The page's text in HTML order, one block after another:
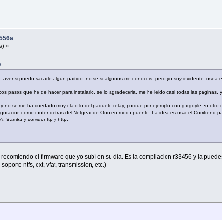
»
si puedo sacarle algun partido, no se si algunos me conoceis, pero yo soy invidente, osea
pasos que he de hacer para instalarlo, se lo agradeceria, me he leido casi todas las paginas,
no se me ha quedado muy claro lo del paquete relay, porque por ejemplo con gargoyle en
como router detras del Netgear de Ono en modo puente. La idea es usar el Comtrend
Samba y servidor ftp y http.
el firmware que yo subí en su día. Es la compilación r33456 y la
ntfs, ext, vfat, transmission, etc.)